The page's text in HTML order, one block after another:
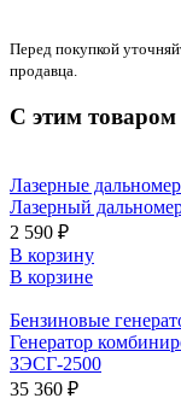
Перед покупкой
продавца.
С этим
Лазерные
Лазерный
2 590 ₽
В корзину
В корзине
Бензиновые
Генератор
ЗЭСГ-2500
35 360 ₽